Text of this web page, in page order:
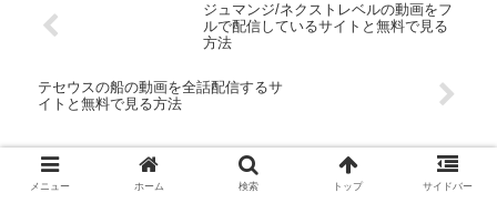
ジュマンジ/ネクストレベルの動画をフ
ルで配信しているサイトと無料で見る
方法
テセウスの船の動画を全話配信するサ
イトと無料で見る方法
ホーム 動画配信サービス
メニュー ホーム 検索 トップ サイドバー